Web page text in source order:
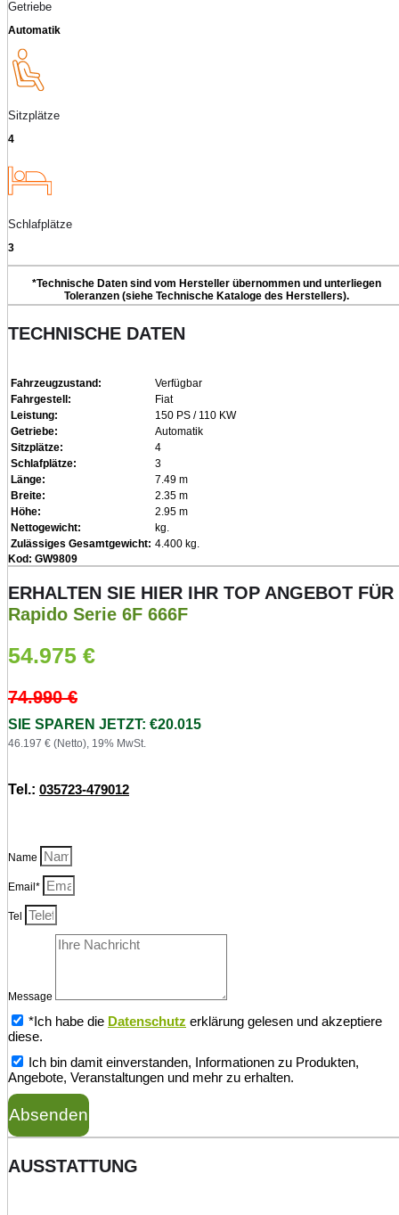
Getriebe
Automatik
Sitzplätze
4
Schlafplätze
3
*Technische Daten sind vom Hersteller übernommen und unterliegen
Toleranzen (siehe Technische Kataloge des Herstellers).
TECHNISCHE DATEN
Fahrzeugzustand:
Verfügbar
Fahrgestell:
Fiat
Leistung:
150 PS / 110 KW
Getriebe:
Automatik
Sitzplätze:
4
Schlafplätze:
3
Länge:
7.49 m
Breite:
2.35 m
Höhe:
2.95 m
Nettogewicht:
kg.
Zulässiges Gesamtgewicht: 4.400 kg.
Kod: GW9809
ERHALTEN SIE HIER IHR TOP ANGEBOT FÜR
Rapido Serie 6F 666F
54.975 €
74.990€
SIE SPAREN JETZT: €20.015
46.197 € (Netto), 19% MwSt.
Tel.: 035723-479012
Name
Email*
Tel
Message
*Ich habe die Datenschutz erklärung gelesen und akzeptiere
diese.
Ich bin damit einverstanden, Informationen zu Produkten,
Angebote, Veranstaltungen und mehr zu erhalten.
Absenden
AUSSTATTUNG